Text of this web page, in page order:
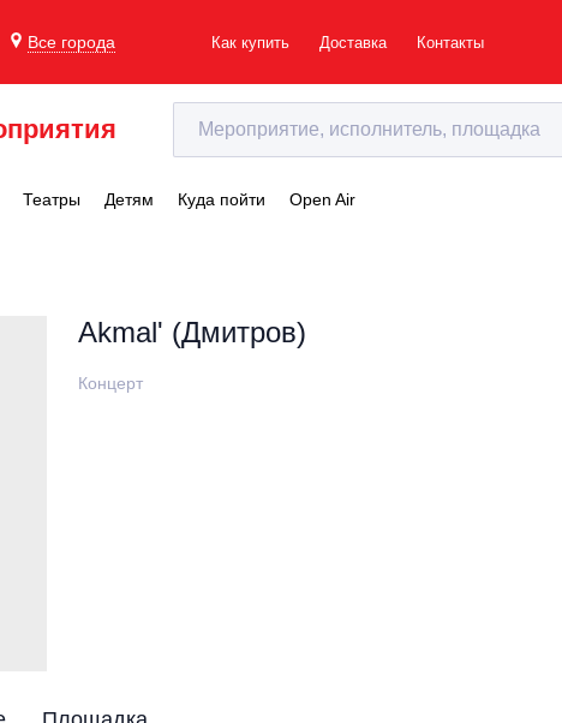
Все города Как купить Доставка Контакты
Театры Детям Куда пойти Open Air
Akmal' (Дмитров)
Концерт